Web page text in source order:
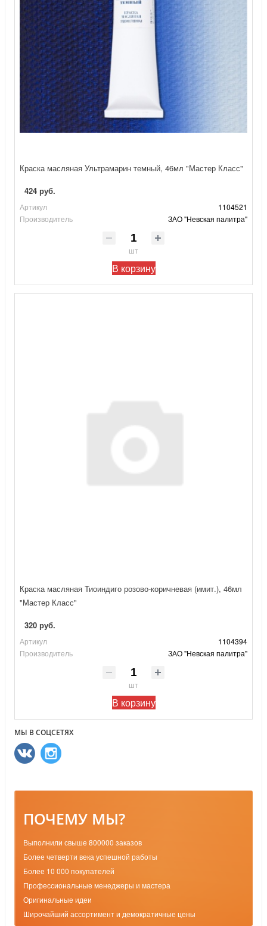
Краска масляная Ультрамарин темный, 46мл "Мастер Класс"
424 руб.
Артикул
1104521
Производитель
ЗАО "Невская палитра"
шт
В корзину
Краска масляная Тиоиндиго розово-коричневая (имит.), 46мл
"Мастер Класс"
320 руб.
Артикул
1104394
Производитель
ЗАО "Невская палитра"
шт
В корзину
МЫ В СОЦСЕТЯХ
ПОЧЕМУ МЫ?
Выполнили свыше 800000 заказов
Более четверти века успешной работы
Более 10 000 покупателей
Профессиональные менеджеры и мастера
Оригинальные идеи
Широчайший ассортимент и демократичные цены